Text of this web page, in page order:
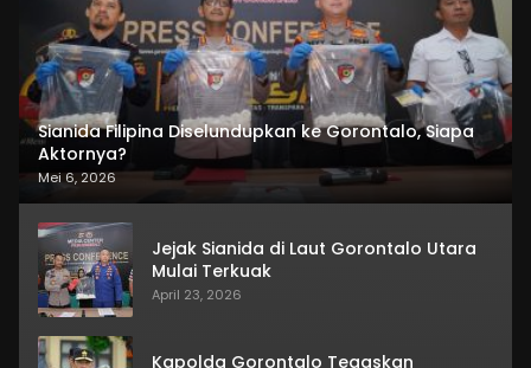
Sianida Filipina Diselundupkan ke Gorontalo, Siapa
Aktornya?
Mei 6, 2026
Jejak Sianida di Laut Gorontalo Utara
Mulai Terkuak
April 23, 2026
Kapolda Gorontalo Tegaskan